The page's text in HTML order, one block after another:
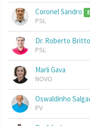
Coronel Sandro
PSL
Dr. Roberto Britto
PSL
Marli Gava
NOVO
Oswaldinho
PV